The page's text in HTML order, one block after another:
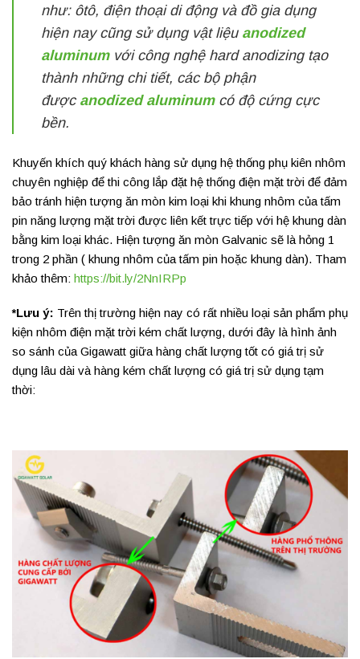
như: ôtô, điện thoại di động và đồ gia dụng
hiện nay cũng sử dụng vật liệu anodized
aluminum với công nghệ hard anodizing tạo
thành những chi tiết, các bộ phận
được anodized aluminum có độ cứng cực
bền.
Khuyến khích quý khách hàng sử dụng hệ thống phụ kiên nhôm
chuyên nghiệp để thi công lắp đặt hệ thống điện mặt trời để đảm
bảo tránh hiện tượng ăn mòn kim loại khi khung nhôm của tấm
pin năng lượng mặt trời được liên kết trực tiếp với hệ khung dàn
bằng kim loại khác. Hiện tượng ăn mòn Galvanic sẽ là hỏng 1
trong 2 phần ( khung nhôm của tấm pin hoặc khung dàn). Tham
khảo thêm: https://bit.ly/2NnIRPp
*Lưu ý: Trên thị trường hiện nay có rất nhiều loại sản phẩm phụ
kiện nhôm điện mặt trời kém chất lượng, dưới đây là hình ảnh
so sánh của Gigawatt giữa hàng chất lượng tốt có giá trị sử
dụng lâu dài và hàng kém chất lượng có giá trị sử dụng tạm
thời: